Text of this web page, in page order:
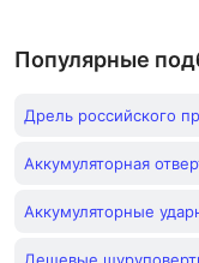
Популярные
Дрель российского
Аккумуляторная
Аккумуляторные